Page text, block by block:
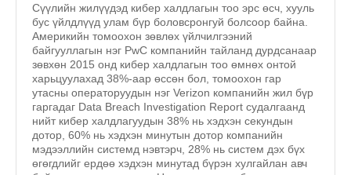
Сүүлийн жилүүдэд кибер халдлагын тоо эрс өсч, хууль
бус үйлдлүүд улам бүр боловсронгуй болсоор байна.
Америкийн томоохон зөвлөх үйлчилгээний
байгууллагын нэг PwC компанийн тайланд дурдсанаар
зөвхөн 2015 онд кибер халдлагын тоо өмнөх онтой
харьцуулахад 38%-аар өссөн бол, томоохон гар
утасны операторуудын нэг Verizon компанийн жил бүр
гаргадаг Data Breach Investigation Report судалгаанд
нийт кибер халдлагуудын 38% нь хэдхэн секундын
дотор, 60% нь хэдхэн минутын дотор компанийн
мэдээллийн системд нэвтэрч, 28% нь систем дэх бүх
өгөгдлийг ердөө хэдхэн минутад бүрэн хулгайлан авч